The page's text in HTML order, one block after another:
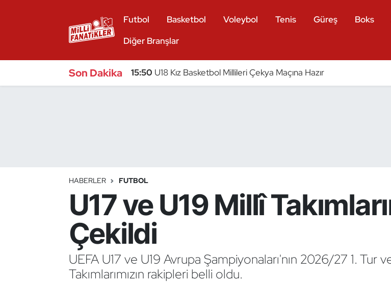
Futbol Basketbol Voleybol Tenis Güreş Boks
Diğer Branşlar
Son Dakika 15:50 U18 Kız Basketbol Millileri Çekya Maçına Hazır
HABERLER FUTBOL
U17 ve U19 Millî
Çekildi
UEFA U17 ve U19 Avrupa Şampiyonaları'nın 2026/27 1. Tur
Takımlarımızın rakipleri belli oldu.
Bocce Bowling Dart